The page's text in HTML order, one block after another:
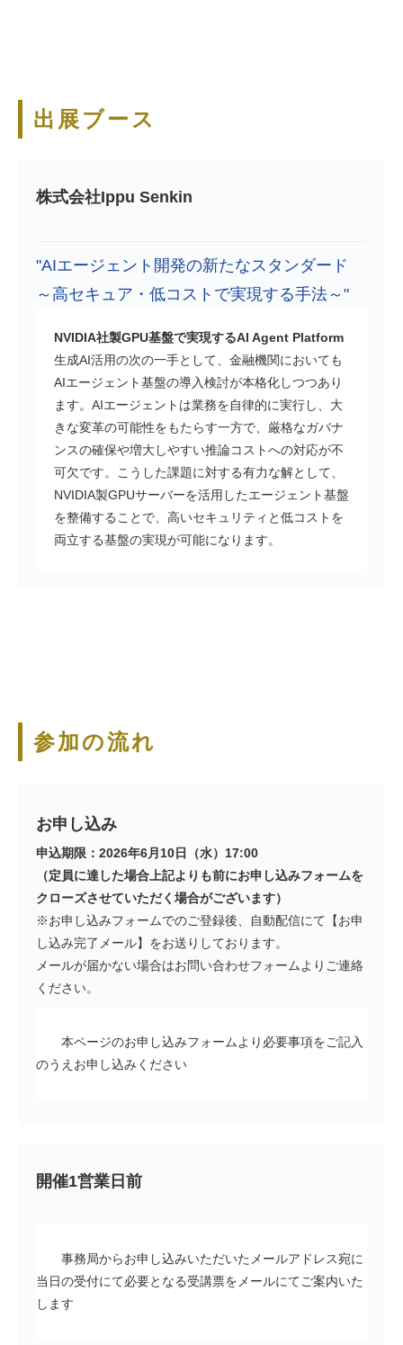
出展ブース
株式会社Ippu Senkin
"AIエージェント開発の新たなスタンダード
～高セキュア・低コストで実現する手法～"
NVIDIA社製GPU基盤で実現するAI Agent Platform
生成AI活用の次の一手として、金融機関においても
AIエージェント基盤の導入検討が本格化しつつあり
ます。AIエージェントは業務を自律的に実行し、大
きな変革の可能性をもたらす一方で、厳格なガバナ
ンスの確保や増大しやすい推論コストへの対応が不
可欠です。こうした課題に対する有力な解として、
NVIDIA製GPUサーバーを活用したエージェント基盤
を整備することで、高いセキュリティと低コストを
両立する基盤の実現が可能になります。
参加の流れ
お申し込み
申込期限：2026年6月10日（水）17:00
（定員に達した場合上記よりも前にお申し込みフォームを
クローズさせていただく場合がございます）
※お申し込みフォームでのご登録後、自動配信にて【お申
し込み完了メール】をお送りしております。
メールが届かない場合はお問い合わせフォームよりご連絡
ください。
本ページのお申し込みフォームより必要事項をご記入
のうえお申し込みください
開催1営業日前
事務局からお申し込みいただいたメールアドレス宛に
当日の受付にて必要となる受講票をメールにてご案内いた
します